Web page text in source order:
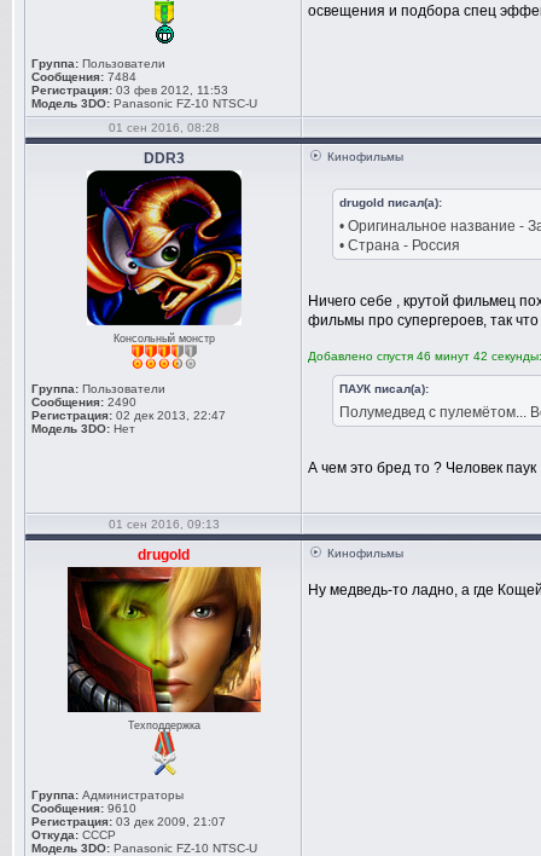
Группа: Пользователи
Сообщения: 7484
Регистрация: 03 фев 2012, 11:53
Модель 3DO: Panasonic FZ-10 NTSC-U
освещения и подбора спец
01 сен 2016, 08:28
DDR3
Консольный монстр
Группа: Пользователи
Сообщения: 2490
Регистрация: 02 дек 2013, 22:47
Модель 3DO: Нет
Кинофильмы
drugold писал(а):
• Оригинальное название -
• Страна - Россия
Ничего себе , крутой фильмец
фильмы про супергероев, так
Добавлено спустя 46 минут 42 секунды:
ПАУК писал(а):
Полумедвед с пулемётом...
А чем это бред то ? Человек
01 сен 2016, 09:13
drugold
Техподдержка
Группа: Администраторы
Сообщения: 9610
Регистрация: 03 дек 2009, 21:07
Откуда: СССР
Модель 3DO: Panasonic FZ-10 NTSC-U
Кинофильмы
Ну медведь-то ладно, а где